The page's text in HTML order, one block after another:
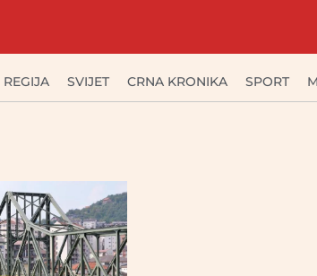
REGIJA SVIJET CRNA KRONIKA SPORT